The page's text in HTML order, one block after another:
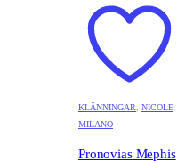
KLÄNNINGAR, NICOLE
MILANO
Pronovias Mephis